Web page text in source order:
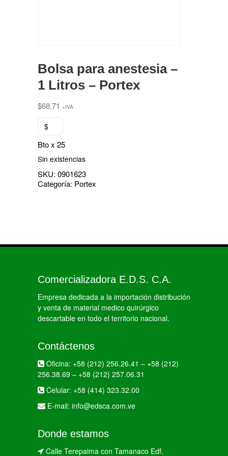
Bolsa para anestesia –
1 Litros – Portex
$68,71 +IVA
$
Bto x 25
Sin existencias
SKU: 0901623
Categoría: Portex
Comercializadora E.D.S. C.A.
Empresa dedicada a la importación distribución
y venta de material medico quirúrgico
descartable en todo el territorio nacional.
Contáctenos
Oficina: +58 (212) 256.26.41 – +58 (212)
256.38.69 – +58 (212) 257.06.31
Celular: +58 (414) 323.32.00
E-mail: info@edsca.com.ve
Donde estamos
Calle Terepaima con Tamanaco Edf.